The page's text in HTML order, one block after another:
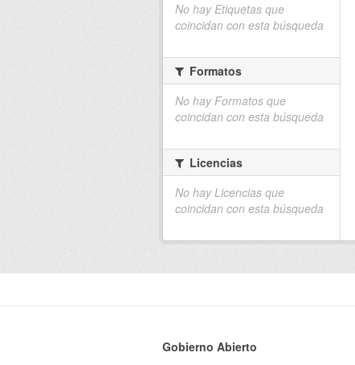
No hay Etiquetas que
coincidan con esta búsqueda
Formatos
No hay Formatos que
coincidan con esta búsqueda
Licencias
No hay Licencias que
coincidan con esta búsqueda
Gobierno Abierto